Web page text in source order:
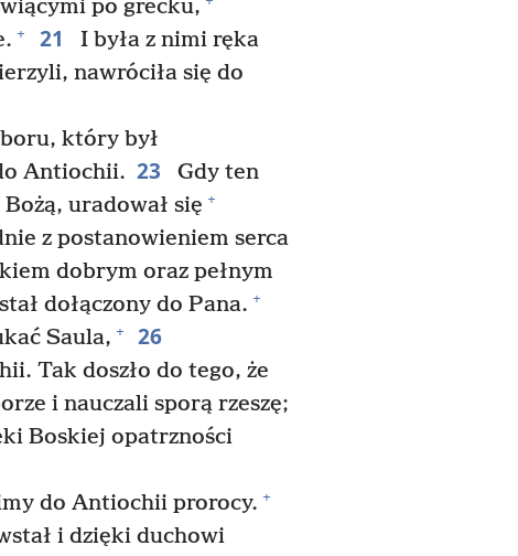
po grecku,
+ 21
I była z nimi ręka
nawróciła się do
który był
Antiochii. 23
Gdy ten
Bożą, uradował się +
z postanowieniem serca
dobrym oraz pełnym
dołączony do Pana. +
Saula, + 26
Tak doszło do tego, że
i nauczali sporą rzeszę;
Boskiej opatrzności
do Antiochii prorocy. +
i dzięki duchowi